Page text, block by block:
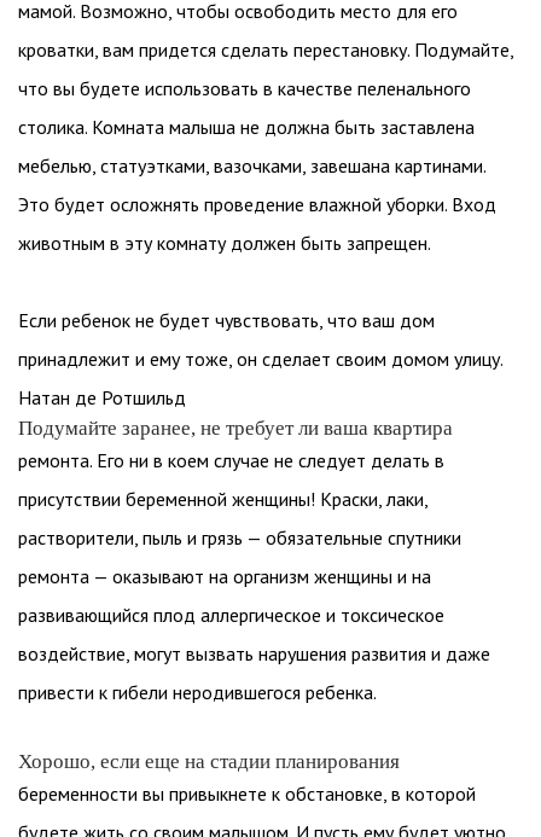
мамой. Возможно, чтобы освободить место для его
кроватки, вам придется сделать перестановку. Подумайте,
что вы будете использовать в качестве пеленального
столика. Комната малыша не должна быть заставлена
мебелью, статуэтками, вазочками, завешана картинами.
Это будет осложнять проведение влажной уборки. Вход
животным в эту комнату должен быть запрещен.
Если ребенок не будет чувствовать, что ваш дом
принадлежит и ему тоже, он сделает своим домом улицу.
Натан де Ротшильд
Подумайте заранее, не требует ли ваша квартира
ремонта. Его ни в коем случае не следует делать в
присутствии беременной женщины! Краски, лаки,
растворители, пыль и грязь — обязательные спутники
ремонта — оказывают на организм женщины и на
развивающийся плод аллергическое и токсическое
воздействие, могут вызвать нарушения развития и даже
привести к гибели неродившегося ребенка.
Хорошо, если еще на стадии планирования
беременности вы привыкнете к обстановке, в которой
будете жить со своим малышом. И пусть ему будет уютно